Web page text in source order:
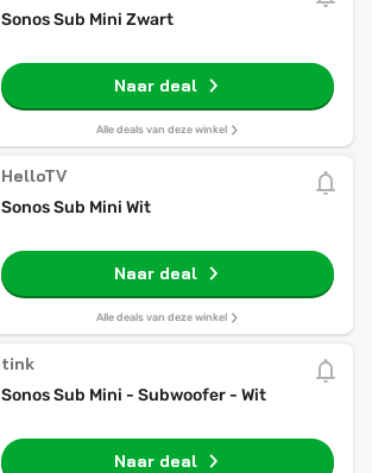
Sonos Sub Mini Zwart
Naar deal
Alle deals van deze winkel
HelloTV
Sonos Sub Mini Wit
Naar deal
Alle deals van deze winkel
tink
Sonos Sub Mini - Subwoofer - Wit
Naar deal